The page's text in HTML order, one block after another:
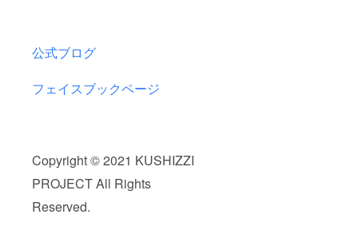
公式ブログ
フェイスブックページ
Copyright © 2021 KUSHIZZI
PROJECT All Rights
Reserved.